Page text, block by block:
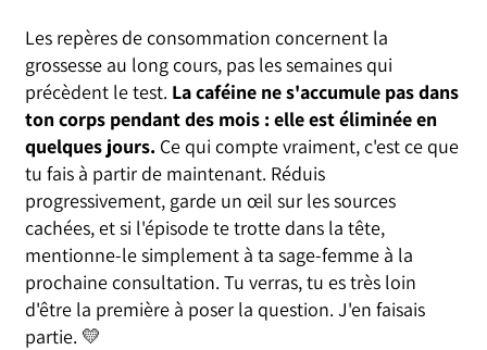
Les repères de consommation concernent la
grossesse au long cours, pas les semaines qui
précèdent le test. La caféine ne s'accumule pas dans
ton corps pendant des mois : elle est éliminée en
quelques jours.Ce qui compte vraiment, c'est ce que
tu fais à partir de maintenant. Réduis
progressivement, garde un œil sur les sources
cachées, et si l'épisode te trotte dans la tête,
mentionne-le simplement à ta sage-femme à la
prochaine consultation. Tu verras, tu es très loin
d'être la première à poser la question. J'en faisais
partie. 💛